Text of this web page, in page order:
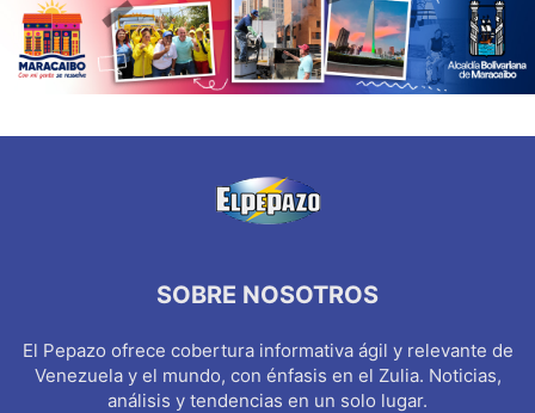
SOBRE NOSOTROS
El Pepazo ofrece cobertura informativa ágil y relevante de
Venezuela y el mundo, con énfasis en el Zulia. Noticias,
análisis y tendencias en un solo lugar.